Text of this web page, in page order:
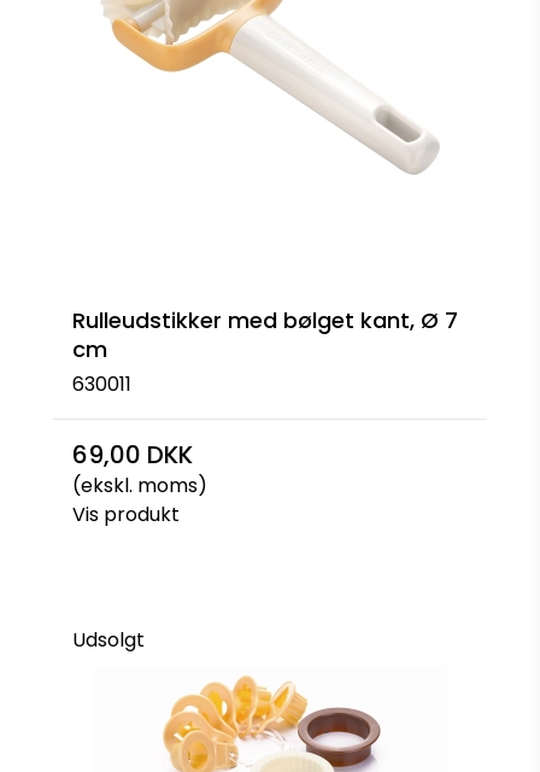
Rulleudstikker med bølget kant, Ø 7
cm
630011
69,00 DKK
(ekskl. moms)
Vis produkt
Udsolgt